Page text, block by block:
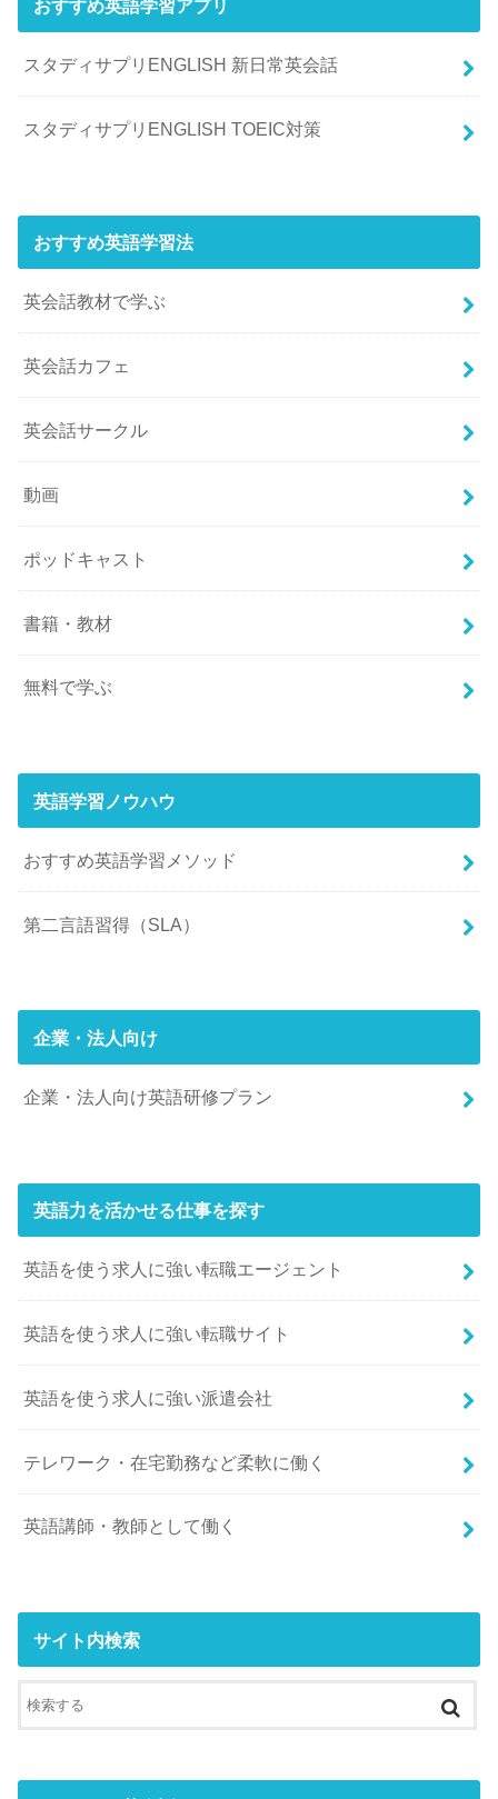
おすすめ英語学習アプリ
スタディサプリENGLISH 新日常英会話
スタディサプリENGLISH TOEIC対策
おすすめ英語学習法
英会話教材で学ぶ
英会話カフェ
英会話サークル
動画
ポッドキャスト
書籍・教材
無料で学ぶ
英語学習ノウハウ
おすすめ英語学習メソッド
第二言語習得（SLA）
企業・法人向け
企業・法人向け英語研修プラン
英語力を活かせる仕事を探す
英語を使う求人に強い転職エージェント
英語を使う求人に強い転職サイト
英語を使う求人に強い派遣会社
テレワーク・在宅勤務など柔軟に働く
英語講師・教師として働く
サイト内検索